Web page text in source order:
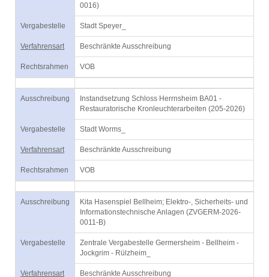
0016)
Vergabestelle Stadt Speyer_
Verfahrensart Beschränkte Ausschreibung
Rechtsrahmen VOB
Ausschreibung
Instandsetzung Schloss Herrnsheim BA01 -
Restauratorische Kronleuchterarbeiten (205-2026)
Vergabestelle Stadt Worms_
Verfahrensart Beschränkte Ausschreibung
Rechtsrahmen VOB
Ausschreibung
Kita Hasenspiel Bellheim; Elektro-, Sicherheits- und
Informationstechnische Anlagen (ZVGERM-2026-
0011-B)
Vergabestelle
Zentrale Vergabestelle Germersheim - Bellheim -
Jockgrim - Rülzheim_
Verfahrensart Beschränkte Ausschreibung